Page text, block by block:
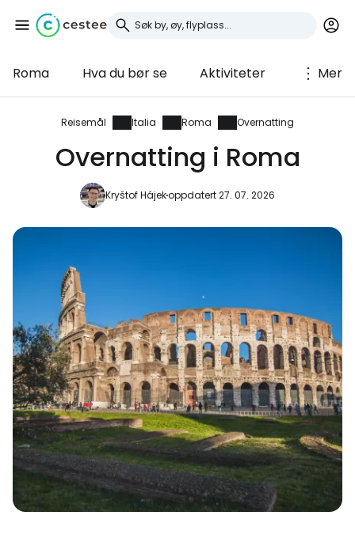
Roma Hva du bør se Aktiviteter Mer
Reisemål Italia Roma Overnatting
Overnatting i Roma
Kryštof Hájekoppdatert 27. 07. 2026
Logg inn på Cestee
... det verdensomspennende
Fortsett med Google
Fortsett med e-post